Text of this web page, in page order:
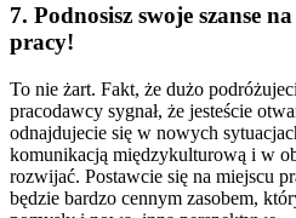
7. Podnosisz swoje szanse
pracy!
To nie żart. Fakt, że dużo
pracodawcy sygnał, że jesteście
odnajdujecie się w nowych
komunikacją międzykulturową i w
rozwijać. Postawcie się na miejscu
będzie bardzo cennym zasobem,